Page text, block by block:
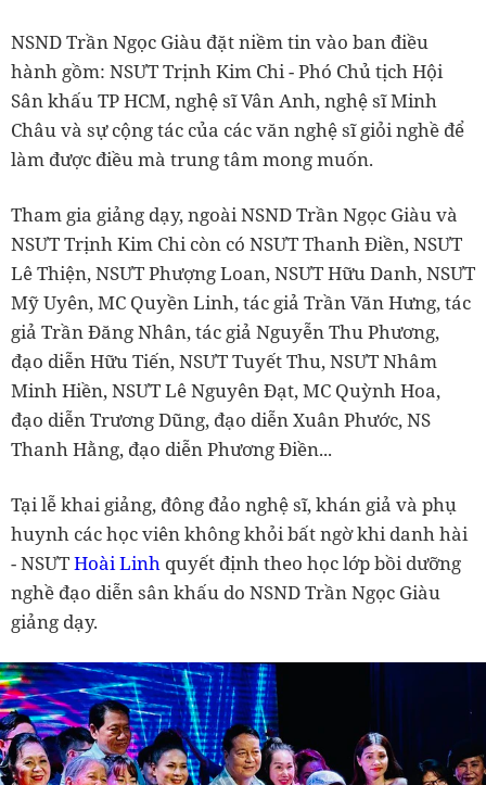
NSND Trần Ngọc Giàu đặt niềm tin vào ban điều
hành gồm: NSƯT Trịnh Kim Chi - Phó Chủ tịch Hội
Sân khấu TP HCM, nghệ sĩ Vân Anh, nghệ sĩ Minh
Châu và sự cộng tác của các văn nghệ sĩ giỏi nghề để
làm được điều mà trung tâm mong muốn.
Tham gia giảng dạy, ngoài NSND Trần Ngọc Giàu và
NSƯT Trịnh Kim Chi còn có NSƯT Thanh Điền, NSƯT
Lê Thiện, NSƯT Phượng Loan, NSƯT Hữu Danh, NSƯT
Mỹ Uyên, MC Quyền Linh, tác giả Trần Văn Hưng, tác
giả Trần Đăng Nhân, tác giả Nguyễn Thu Phương,
đạo diễn Hữu Tiến, NSƯT Tuyết Thu, NSƯT Nhâm
Minh Hiền, NSƯT Lê Nguyên Đạt, MC Quỳnh Hoa,
đạo diễn Trương Dũng, đạo diễn Xuân Phước, NS
Thanh Hằng, đạo diễn Phương Điền...
Tại lễ khai giảng, đông đảo nghệ sĩ, khán giả và phụ
huynh các học viên không khỏi bất ngờ khi danh hài
- NSƯTHoài Linh quyết định theo học lớp bồi dưỡng
nghề đạo diễn sân khấu do NSND Trần Ngọc Giàu
giảng dạy.